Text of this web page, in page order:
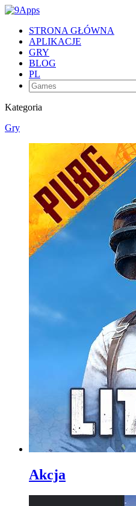
STRONA GŁÓWNA
APLIKACJE
GRY
BLOG
PL
Kategoria
Gry
Akcja